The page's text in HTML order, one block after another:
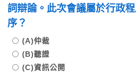
詞辯論。此次會議屬於行政
序？
(A)仲裁
(B)聽證
(C)資訊公開